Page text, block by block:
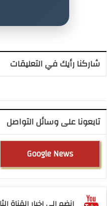
شاركنا رأيك في التعليقات
تابعونا على وسائل التواصل
Google News